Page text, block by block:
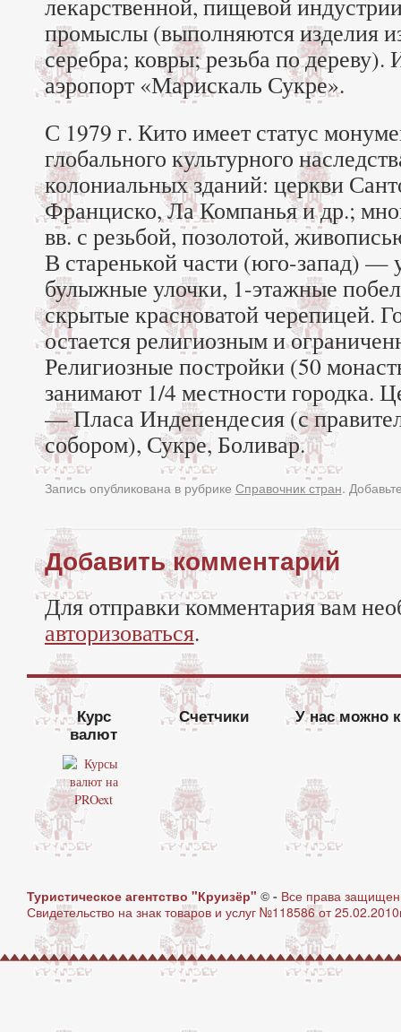
лекарственной, пищевой
промыслы (выполняются изделия
серебра; ковры; резьба по
аэропорт «Марискаль Сукре».
С 1979 г. Кито имеет статус
глобального культурного
колониальных зданий: церкви
Франциско, Ла Компанья и др.;
вв. с резьбой, позолотой,
В старенькой части (юго-запад) —
булыжные улочки, 1-этажные
скрытые красноватой черепицей.
остается религиозным и
Религиозные постройки (50
занимают 1/4 местности городка.
— Пласа Индепендесия (с
собором), Сукре, Боливар.
Запись опубликована в рубрике Справочник стран.
Добавить комментарий
Для отправки комментария вам
авторизоваться.
Курс
валют
Счетчики У нас можно
Туристическое агентство "Круизёр" © - Все права
Свидетельство на знак товаров и услуг №118586 от